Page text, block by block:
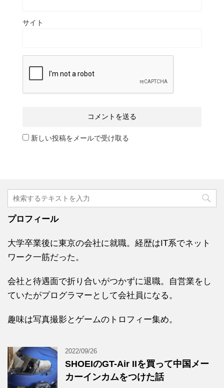
サイト
新しい投稿をメールで受け取る
プロフィール
大学卒業後に東京の会社に就職。経歴はIT系でネット
ワーク一筋だった。
会社と待遇面で折り合いがつかずに退職。自営業をし
ていたがプログラマーとして会社員になる。
趣味は写真撮影とゲームのトロフィー集め。
2022/09/26
SHOEIのGT-Air IIを買って中国メー
カーインカムをつけた話